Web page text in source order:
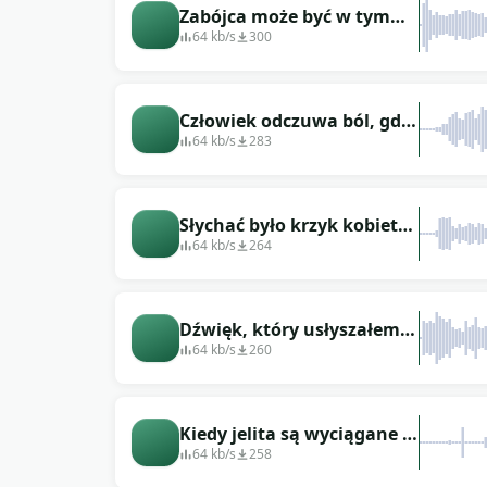
Zabójca może być w tym
pokoju
64 kb/s 300
Człowiek odczuwa ból, gdy
ktoś próbuje go zabić
64 kb/s 283
Słychać było krzyk kobiety,
zobaczyła ciało mężczyzny
64 kb/s 264
Dźwięk, który usłyszałem,
gdy uświadomiłem sobie,
64 kb/s 260
Kiedy jelita są wyciągane z
człowieka
64 kb/s 258